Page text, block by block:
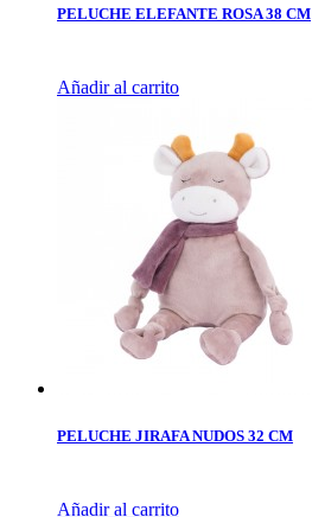
PELUCHE ELEFANTE ROSA 38 CM
Añadir al carrito
PELUCHE JIRAFA NUDOS 32 CM
Añadir al carrito